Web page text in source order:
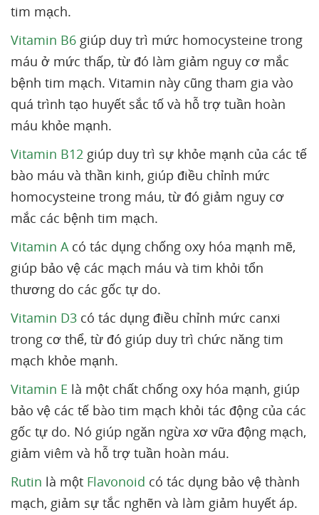
tim mạch.
Vitamin B6 giúp duy trì mức homocysteine trong
máu ở mức thấp, từ đó làm giảm nguy cơ mắc
bệnh tim mạch. Vitamin này cũng tham gia vào
quá trình tạo huyết sắc tố và hỗ trợ tuần hoàn
máu khỏe mạnh.
Vitamin B12 giúp duy trì sự khỏe mạnh của các tế
bào máu và thần kinh, giúp điều chỉnh mức
homocysteine trong máu, từ đó giảm nguy cơ
mắc các bệnh tim mạch.
Vitamin Acó tác dụng chống oxy hóa mạnh mẽ,
giúp bảo vệ các mạch máu và tim khỏi tổn
thương do các gốc tự do.
Vitamin D3 có tác dụng điều chỉnh mức canxi
trong cơ thể, từ đó giúp duy trì chức năng tim
mạch khỏe mạnh.
Vitamin E là một chất chống oxy hóa mạnh, giúp
bảo vệ các tế bào tim mạch khỏi tác động của các
gốc tự do. Nó giúp ngăn ngừa xơ vữa động mạch,
giảm viêm và hỗ trợ tuần hoàn máu.
Rutin là một Flavonoid có tác dụng bảo vệ thành
mạch, giảm sự tắc nghẽn và làm giảm huyết áp.